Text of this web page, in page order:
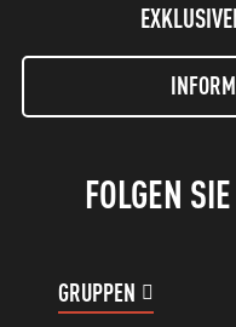
FOLGEN SIE
GRUPPEN